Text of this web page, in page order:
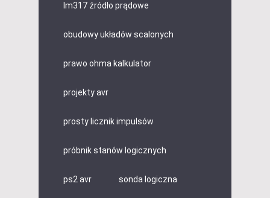
lm317 źródło prądowe
obudowy układów scalonych
prawo ohma kalkulator
projekty avr
prosty licznik impulsów
próbnik stanów logicznych
ps2 avr sonda logiczna